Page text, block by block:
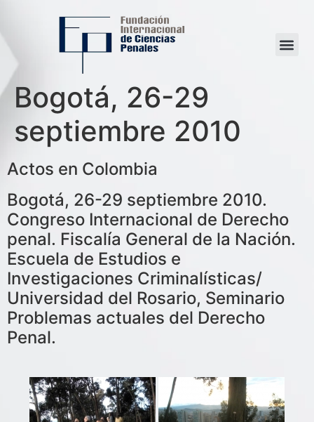
Bogotá, 26-29
septiembre 2010
Actos en Colombia
Bogotá, 26-29 septiembre 2010.
Congreso Internacional de Derecho
penal. Fiscalía General de la Nación.
Escuela de Estudios e
Investigaciones Criminalísticas/
Universidad del Rosario, Seminario
Problemas actuales del Derecho
Penal.